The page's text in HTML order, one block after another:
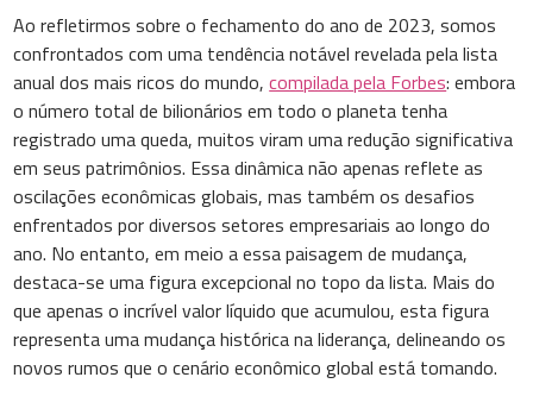
Ao refletirmos sobre o fechamento do ano de 2023, somos
confrontados com uma tendência notável revelada pela lista
anual dos mais ricos do mundo,compilada pela Forbes: embora
o número total de bilionários em todo o planeta tenha
registrado uma queda, muitos viram uma redução significativa
em seus patrimônios. Essa dinâmica não apenas reflete as
oscilações econômicas globais, mas também os desafios
enfrentados por diversos setores empresariais ao longo do
ano. No entanto, em meio a essa paisagem de mudança,
destaca-se uma figura excepcional no topo da lista. Mais do
que apenas o incrível valor líquido que acumulou, esta figura
representa uma mudança histórica na liderança, delineando os
novos rumos que o cenário econômico global está tomando.